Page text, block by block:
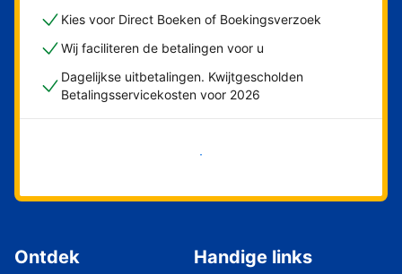
Kies voor Direct Boeken of Boekingsverzoek
Wij faciliteren de betalingen voor u
Dagelijkse uitbetalingen. Kwijtgescholden
Betalingsservicekosten voor 2026
Nu meteen beginnen
Ontdek Handige links